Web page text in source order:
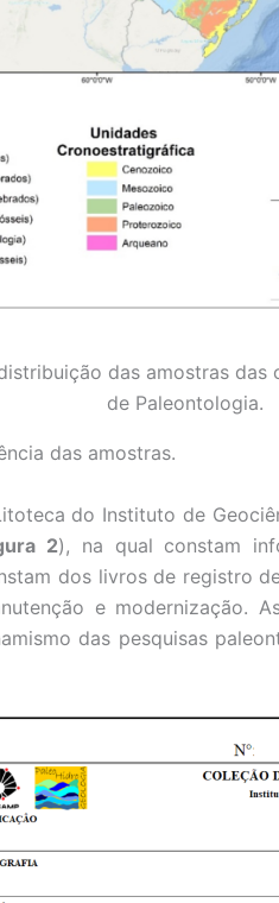
das amostras
de Paleontologia.
das amostras.
do Instituto de
2), na qual constam
dos livros de registro
e modernização.
das pesquisas